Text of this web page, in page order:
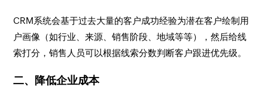
CRM系统会基于过去大量的客户成功经验为潜在客户绘制用
户画像（如行业、来源、销售阶段、地域等等），然后给线
索打分，销售人员可以根据线索分数判断客户跟进优先级。
二、降低企业成本